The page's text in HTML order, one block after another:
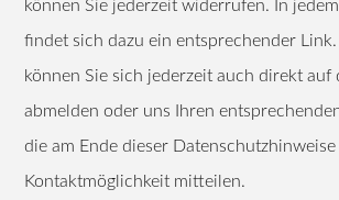
können Sie jederzeit widerrufen. In
findet sich dazu ein entsprechender
können Sie sich jederzeit auch direkt auf
abmelden oder uns Ihren
die am Ende dieser Datenschutzhinweise
Kontaktmöglichkeit mitteilen.